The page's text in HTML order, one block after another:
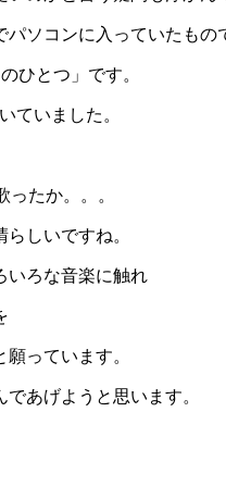
ソコンに入っていたもの
ひとつ」です。
ていました。
たか。。。
しいですね。
いろな音楽に触れ
っています。
あげようと思います。